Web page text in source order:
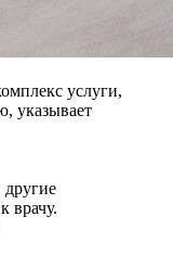
услуги,
указывает
врачу.